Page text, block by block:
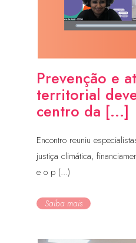
Prevenção e
territorial
centro da [...]
Encontro reuniu
justiça climática,
e o p (...)
Saiba mais